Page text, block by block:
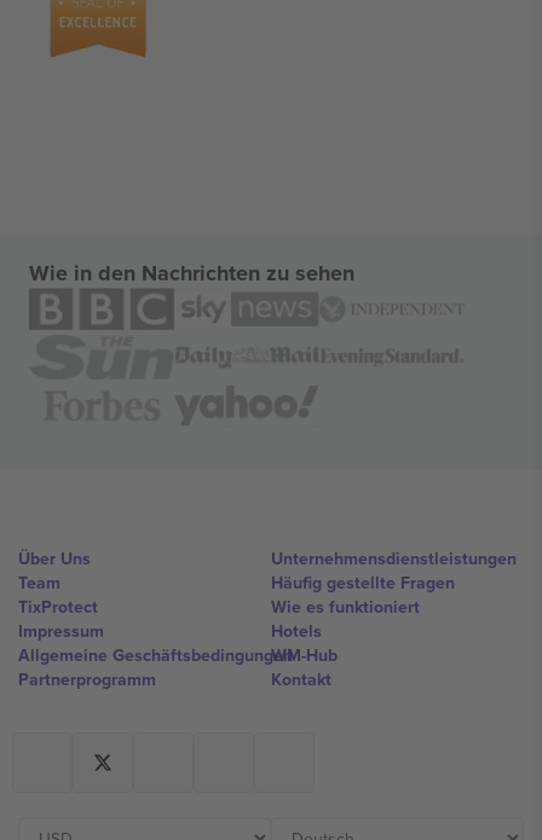
Wie in den Nachrichten zu sehen
Über Uns
Team
TixProtect
Impressum
Allgemeine Geschäftsbedingungen
Partnerprogramm
Unternehmensdienstleistungen
Häufig gestellte Fragen
Wie es funktioniert
Hotels
WM-Hub
Kontakt